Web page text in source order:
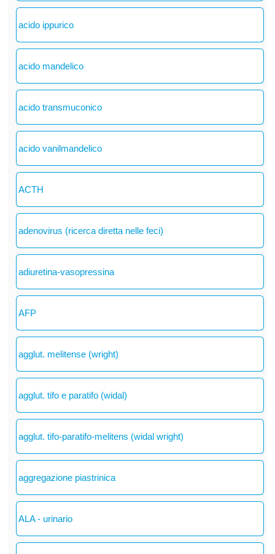
acido ippurico
acido mandelico
acido transmuconico
acido vanilmandelico
ACTH
adenovirus (ricerca diretta nelle feci)
adiuretina-vasopressina
AFP
agglut. melitense (wright)
agglut. tifo e paratifo (widal)
agglut. tifo-paratifo-melitens (widal wright)
aggregazione piastrinica
ALA - urinario